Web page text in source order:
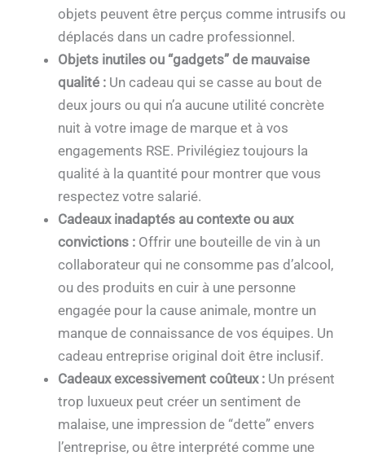
objets peuvent être perçus comme intrusifs ou
déplacés dans un cadre professionnel.
Objets inutiles ou “gadgets” de mauvaise
qualité : Un cadeau qui se casse au bout de
deux jours ou qui n’a aucune utilité concrète
nuit à votre image de marque et à vos
engagements RSE. Privilégiez toujours la
qualité à la quantité pour montrer que vous
respectez votre salarié.
Cadeaux inadaptés au contexte ou aux
convictions : Offrir une bouteille de vin à un
collaborateur qui ne consomme pas d’alcool,
ou des produits en cuir à une personne
engagée pour la cause animale, montre un
manque de connaissance de vos équipes. Un
cadeau entreprise original doit être inclusif.
Cadeaux excessivement coûteux : Un présent
trop luxueux peut créer un sentiment de
malaise, une impression de “dette” envers
l’entreprise, ou être interprété comme une